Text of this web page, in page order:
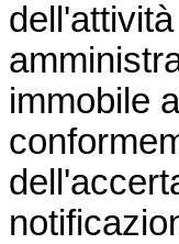
immobile